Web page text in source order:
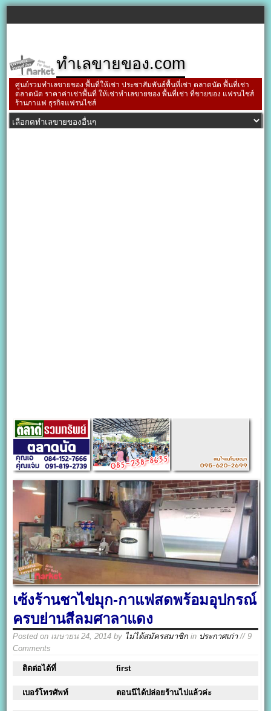
ทำเลขายของ.com
ศูนย์รวมทำเลขายของ พื้นที่ให้เช่า ประชาสัมพันธ์พื้นที่เช่า ตลาดนัด พื้นที่เช่า
ตลาดนัด ราคาค่าเช่าพื้นที่ ให้เช่าทำเลขายของ พื้นที่เช่า ที่ขายของ แฟรนไชส์
ร้านกาแฟ ธุรกิจแฟรนไชส์
เซ้งร้านชาไข่มุก-กาแฟสดพร้อมอุปกรณ์
ครบย่านสีลมศาลาแดง
Posted on เมษายน 24, 2014 by ไม่ได้สมัครสมาชิก in ประกาศเก่า// 9
Comments
ติดต่อได้ที่ first
เบอร์โทรศัพท์ ตอนนีได้ปล่อยร้านไปแล้วค่ะ